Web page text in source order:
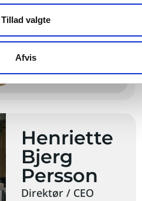
Tillad valgte
Afvis
Nu
3100DKK pr. plads
Henriette
Bjerg
Persson
Direktør / CEO